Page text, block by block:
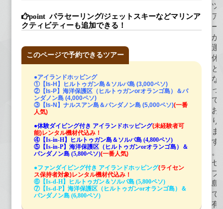
パラセーリング/ジェットスキーなどマリンア
クティビティーも追加できる！
このページで予約できるツアー
●アイランドホッピング
①【Is-H】ヒルトゥガン島＆ソルパ島 (3,000ペソ)
②【Is-P】海洋保護区（ヒルトゥガンorオランゴ島）＆パ
ンダノン島 (4,000ペソ)
③【Is-N】ナルスアン島＆パンダノン島 (5,000ペソ)(一番
人気)
●体験ダイビング付き アイランドホッピング(未経験者可
能)レンタル機材代込み！
④【Is-in-H】ヒルトゥガン島＆ソルパ島 (4,800ペソ)
⑤【Is-in-P】海洋保護区（ヒルトゥガンorオランゴ島）＆
パンダノン島 (5,800ペソ)(一番人気)
●ファンダイビング付き アイランドホッピング(ライセン
ス保持者対象)レンタル機材代込み！
⑥【Is-d-H】ヒルトゥガン＆ソルパ島 (5,800ペソ)
⑦【Is-d-P】海洋保護区（ヒルトゥガンorオランゴ島）＆
パンダノン島 (6,800ペソ)
ツ
ア
ー
が
運
休
と
な
っ
て
お
り
ま
す
。
セ
ブ
島
で
有